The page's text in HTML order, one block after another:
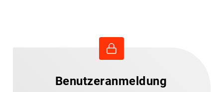
Benutzeranmeldung